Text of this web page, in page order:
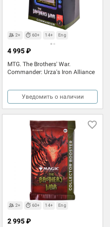
2+ 60+ 14+ Eng
MTG. The Brothers' War.
Commander: Urza's Iron Alliance
4 995 ₽
Уведомить о наличии
2+ 60+ 14+ Eng
2 995 ₽